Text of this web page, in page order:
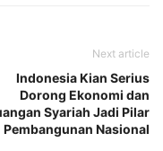
Next article
Indonesia Kian Serius
Dorong Ekonomi dan
Syariah Jadi Pilar
Pembangunan Nasional